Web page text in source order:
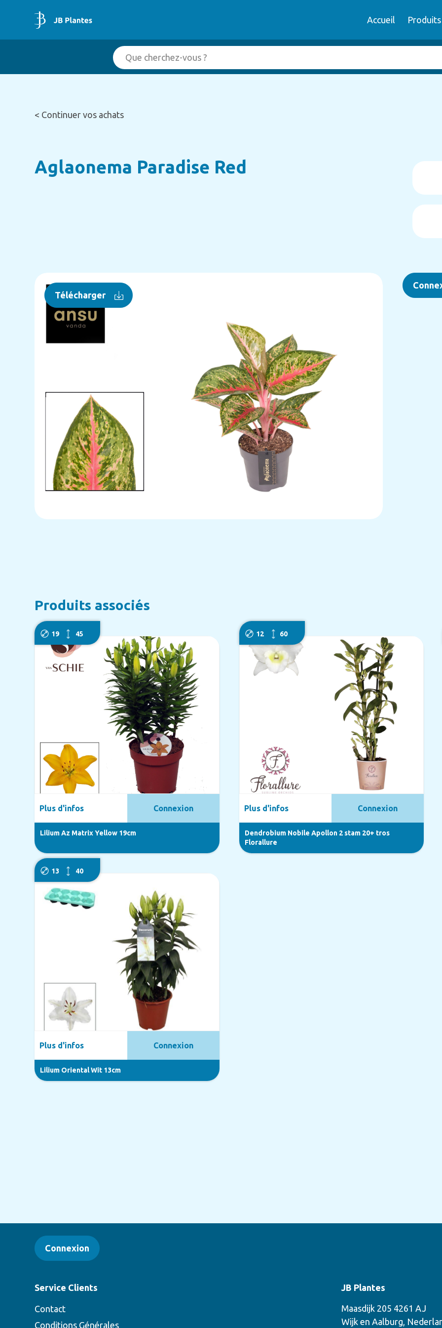
Accueil Produits
< Continuer vos achats
Aglaonema Paradise Red
Télécharger
Produits associés
19 45
Lilium Az Matrix Yellow 19cm
Plus d'infos Connexion
12 60
Dendrobium Nobile Apollon 2 stam 20+ tros
Florallure
Plus d'infos Connexion
13 40
Lilium Oriental Wit 13cm
Plus d'infos Connexion
Connexion
Service Clients
Contact
Conditions Générales
JB Plantes
Maasdijk 205 4261 AJ
Wijk en Aalburg,